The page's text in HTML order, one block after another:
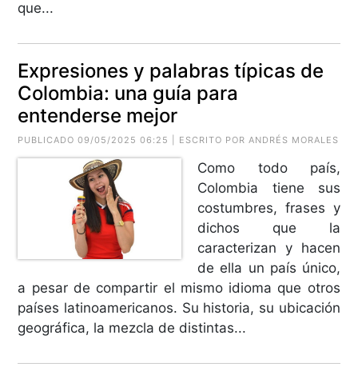
que...
Expresiones y palabras típicas de
Colombia: una guía para
entenderse mejor
PUBLICADO 09/05/2025 06:25 | ESCRITO POR ANDRÉS MORALES
Como todo país,
Colombia tiene sus
costumbres, frases y
dichos que la
caracterizan y hacen
de ella un país único,
a pesar de compartir el mismo idioma que otros
países latinoamericanos. Su historia, su ubicación
geográfica, la mezcla de distintas...